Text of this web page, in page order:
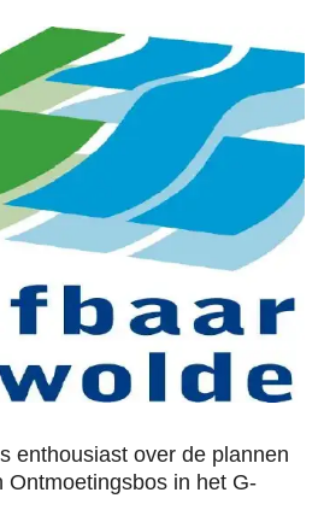
enthousiast over de plannen
Ontmoetingsbos in het G-